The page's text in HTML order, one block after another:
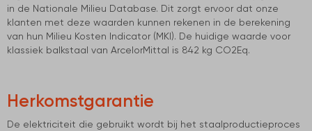
in de Nationale Milieu Database. Dit zorgt ervoor dat onze
klanten met deze waarden kunnen rekenen in de berekening
van hun Milieu Kosten Indicator (MKI). De huidige waarde voor
klassiek balkstaal van ArcelorMittal is 842 kg CO2Eq.
Herkomstgarantie
De elektriciteit die gebruikt wordt bij het staalproductieproces